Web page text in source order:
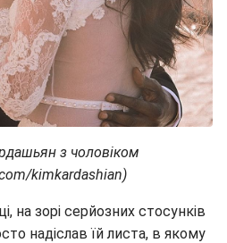
з чоловіком
kimkardashian)
на зорі серйозних стосунків
надіслав їй листа, в якому